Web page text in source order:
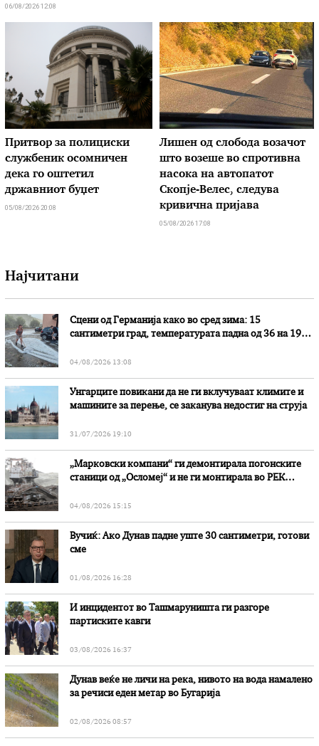
06/08/2026 12:08
Притвор за полициски
службеник осомничен
дека го оштетил
државниот буџет
05/08/2026 20:08
Лишен од слобода возачот
што возеше во спротивна
насока на автопатот
Скопје-Велес, следува
кривична пријава
05/08/2026 17:08
Најчитани
Сцени од Германија како во сред зима: 15
сантиметри град, температурата падна од 36 на 19
04/08/2026 13:08
Унгарците повикани да не ги вклучуваат климите и
машините за перење, се заканува недостиг на струја
31/07/2026 19:10
„Марковски компани“ ги демонтирала погонските
станици од „Осломеј“ и не ги монтирала во РЕК
04/08/2026 15:15
Вучиќ: Ако Дунав падне уште 30 сантиметри, готови
сме
01/08/2026 16:28
И инцидентот во Ташмаруништa ги разгоре
партиските кавги
03/08/2026 16:37
Дунав веќе не личи на река, нивото на вода намалено
за речиси еден метар во Бугарија
02/08/2026 08:57